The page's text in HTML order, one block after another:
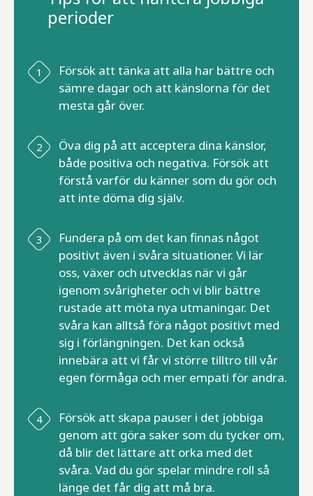
perioder
Försök att tänka att alla har bättre och
sämre dagar och att känslorna för det
mesta går över.
Öva dig på att acceptera dina känslor,
både positiva och negativa. Försök att
förstå varför du känner som du gör och
att inte döma dig själv.
Fundera på om det kan finnas något
positivt även i svåra situationer. Vi lär
oss, växer och utvecklas när vi går
igenom svårigheter och vi blir bättre
rustade att möta nya utmaningar. Det
svåra kan alltså föra något positivt med
sig i förlängningen. Det kan också
innebära att vi får vi större tilltro till vår
egen förmåga och mer empati för andra.
Försök att skapa pauser i det jobbiga
genom att göra saker som du tycker om,
då blir det lättare att orka med det
svåra. Vad du gör spelar mindre roll så
länge det får dig att må bra.